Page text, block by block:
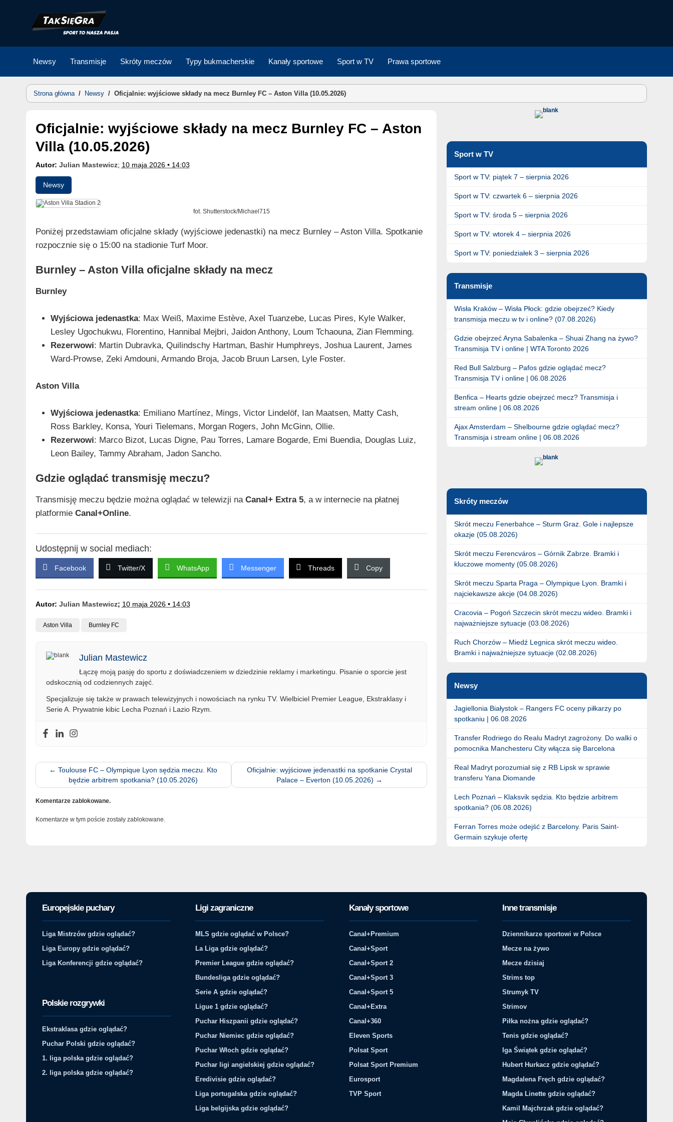
Newsy Transmisje Skróty meczów Typy bukmacherskie Kanały sportowe Sport w TV Prawa sportowe
Strona główna/ Newsy / Oficjalnie: wyjściowe składy na mecz Burnley FC – Aston Villa (10.05.2026)
Oficjalnie: wyjściowe składy na mecz Burnley FC – Aston
Villa (10.05.2026)
Autor: Julian Mastewicz; 10 maja 2026 • 14:03
Newsy
fot. Shutterstock/Michael715
Poniżej przedstawiam oficjalne składy (wyjściowe jedenastki) na mecz Burnley – Aston Villa. Spotkanie
rozpocznie się o 15:00 na stadionie Turf Moor.
Burnley – Aston Villa oficjalne składy na mecz
Burnley
Wyjściowa jedenastka: Max Weiß, Maxime Estève, Axel Tuanzebe, Lucas Pires, Kyle Walker,
Lesley Ugochukwu, Florentino, Hannibal Mejbri, Jaidon Anthony, Loum Tchaouna, Zian Flemming.
Rezerwowi: Martin Dubravka, Quilindschy Hartman, Bashir Humphreys, Joshua Laurent, James
Ward-Prowse, Zeki Amdouni, Armando Broja, Jacob Bruun Larsen, Lyle Foster.
Aston Villa
Wyjściowa jedenastka: Emiliano Martínez, Mings, Victor Lindelöf, Ian Maatsen, Matty Cash,
Ross Barkley, Konsa, Youri Tielemans, Morgan Rogers, John McGinn, Ollie.
Rezerwowi: Marco Bizot, Lucas Digne, Pau Torres, Lamare Bogarde, Emi Buendia, Douglas Luiz,
Leon Bailey, Tammy Abraham, Jadon Sancho.
Gdzie oglądać transmisję meczu?
Transmisję meczu będzie można oglądać w telewizji na Canal+ Extra 5, a w internecie na płatnej
platformie Canal+Online.
Udostępnij w social mediach:
Facebook Twitter/X WhatsApp Messenger Threads Copy
Autor: Julian Mastewicz; 10 maja 2026 • 14:03
Aston Villa Burnley FC
Julian Mastewicz
Łączę moją pasję do sportu z doświadczeniem w dziedzinie reklamy i marketingu. Pisanie o sporcie jest
odskocznią od codziennych zajęć.
Specjalizuje się także w prawach telewizyjnych i nowościach na rynku TV. Wielbiciel Premier League, Ekstraklasy i
Serie A. Prywatnie kibic Lecha Poznań i Lazio Rzym.
← Toulouse FC – Olympique Lyon sędzia meczu. Kto
będzie arbitrem spotkania? (10.05.2026)
Oficjalnie: wyjściowe jedenastki na spotkanie Crystal
Palace – Everton (10.05.2026) →
Komentarze zablokowane.
Komentarze w tym poście zostały zablokowane.
Sport w TV
Sport w TV: piątek 7 – sierpnia 2026
Sport w TV: czwartek 6 – sierpnia 2026
Sport w TV: środa 5 – sierpnia 2026
Sport w TV: wtorek 4 – sierpnia 2026
Sport w TV: poniedziałek 3 – sierpnia 2026
Transmisje
Wisła Kraków – Wisła Płock: gdzie obejrzeć? Kiedy
transmisja meczu w tv i online? (07.08.2026)
Gdzie obejrzeć Aryna Sabalenka – Shuai Zhang na żywo?
Transmisja TV i online | WTA Toronto 2026
Red Bull Salzburg – Pafos gdzie oglądać mecz?
Transmisja TV i online | 06.08.2026
Benfica – Hearts gdzie obejrzeć mecz? Transmisja i
stream online | 06.08.2026
Ajax Amsterdam – Shelbourne gdzie oglądać mecz?
Transmisja i stream online | 06.08.2026
Skróty meczów
Skrót meczu Fenerbahce – Sturm Graz. Gole i najlepsze
okazje (05.08.2026)
Skrót meczu Ferencváros – Górnik Zabrze. Bramki i
kluczowe momenty (05.08.2026)
Skrót meczu Sparta Praga – Olympique Lyon. Bramki i
najciekawsze akcje (04.08.2026)
Cracovia – Pogoń Szczecin skrót meczu wideo. Bramki i
najważniejsze sytuacje (03.08.2026)
Ruch Chorzów – Miedź Legnica skrót meczu wideo.
Bramki i najważniejsze sytuacje (02.08.2026)
Newsy
Jagiellonia Białystok – Rangers FC oceny piłkarzy po
spotkaniu | 06.08.2026
Transfer Rodriego do Realu Madryt zagrożony. Do walki o
pomocnika Manchesteru City włącza się Barcelona
Real Madryt porozumiał się z RB Lipsk w sprawie
transferu Yana Diomande
Lech Poznań – Klaksvik sędzia. Kto będzie arbitrem
spotkania? (06.08.2026)
Ferran Torres może odejść z Barcelony. Paris Saint-
Germain szykuje ofertę
Europejskie puchary
Liga Mistrzów gdzie oglądać?
Liga Europy gdzie oglądać?
Liga Konferencji gdzie oglądać?
Polskie rozgrywki
Ekstraklasa gdzie oglądać?
Puchar Polski gdzie oglądać?
1. liga polska gdzie oglądać?
2. liga polska gdzie oglądać?
Ligi zagraniczne
MLS gdzie oglądać w Polsce?
La Liga gdzie oglądać?
Premier League gdzie oglądać?
Bundesliga gdzie oglądać?
Serie A gdzie oglądać?
Ligue 1 gdzie oglądać?
Puchar Hiszpanii gdzie oglądać?
Puchar Niemiec gdzie oglądać?
Puchar Włoch gdzie oglądać?
Puchar ligi angielskiej gdzie oglądać?
Eredivisie gdzie oglądać?
Liga portugalska gdzie oglądać?
Liga belgijska gdzie oglądać?
Kanały sportowe
Canal+Premium
Canal+Sport
Canal+Sport 2
Canal+Sport 3
Canal+Sport 5
Canal+Extra
Canal+360
Eleven Sports
Polsat Sport
Polsat Sport Premium
Eurosport
TVP Sport
Inne transmisje
Dziennikarze sportowi w Polsce
Mecze na żywo
Mecze dzisiaj
Strims top
Strumyk TV
Strimov
Piłka nożna gdzie oglądać?
Tenis gdzie oglądać?
Iga Świątek gdzie oglądać?
Hubert Hurkacz gdzie oglądać?
Magdalena Fręch gdzie oglądać?
Magda Linette gdzie oglądać?
Kamil Majchrzak gdzie oglądać?